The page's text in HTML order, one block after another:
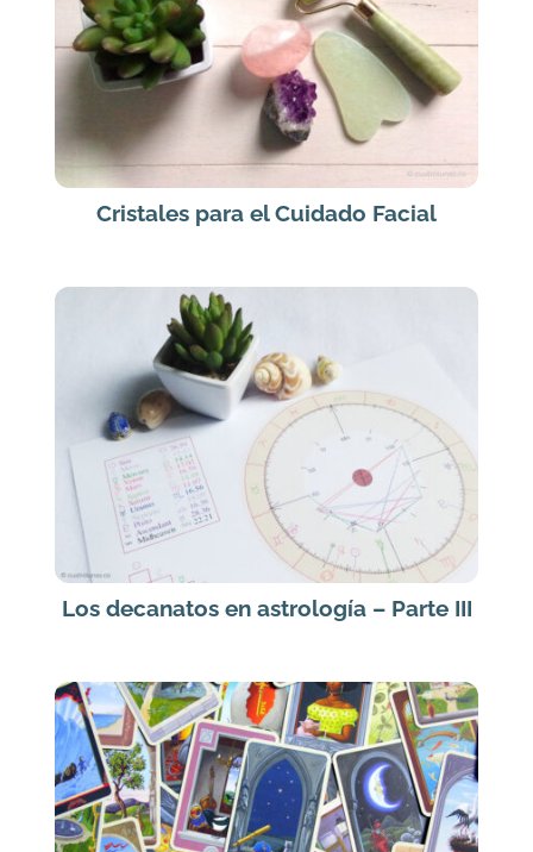
Cristales para el Cuidado Facial
Los decanatos en astrología – Parte III